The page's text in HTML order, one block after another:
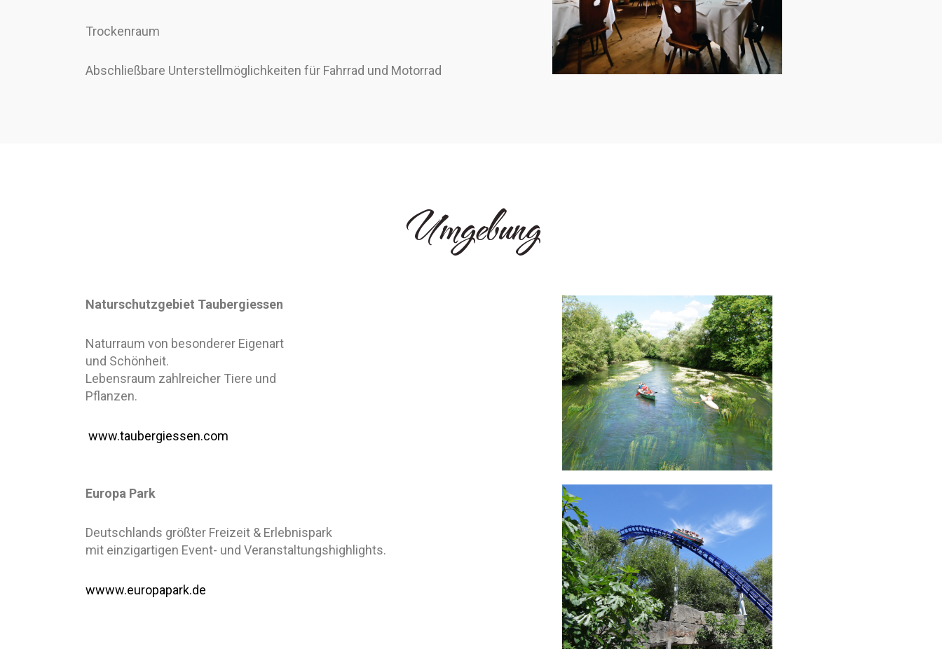
Trockenraum
Abschließbare Unterstellmöglichkeiten für Fahrrad und Motorrad
Umgebung
Naturschutzgebiet Taubergiessen
Naturraum von besonderer Eigenart
und Schönheit.
Lebensraum zahlreicher Tiere und
Pflanzen.
www.taubergiessen.com
Europa Park
Deutschlands größter Freizeit & Erlebnispark
mit einzigartigen Event- und Veranstaltungshighlights.
wwww.europapark.de